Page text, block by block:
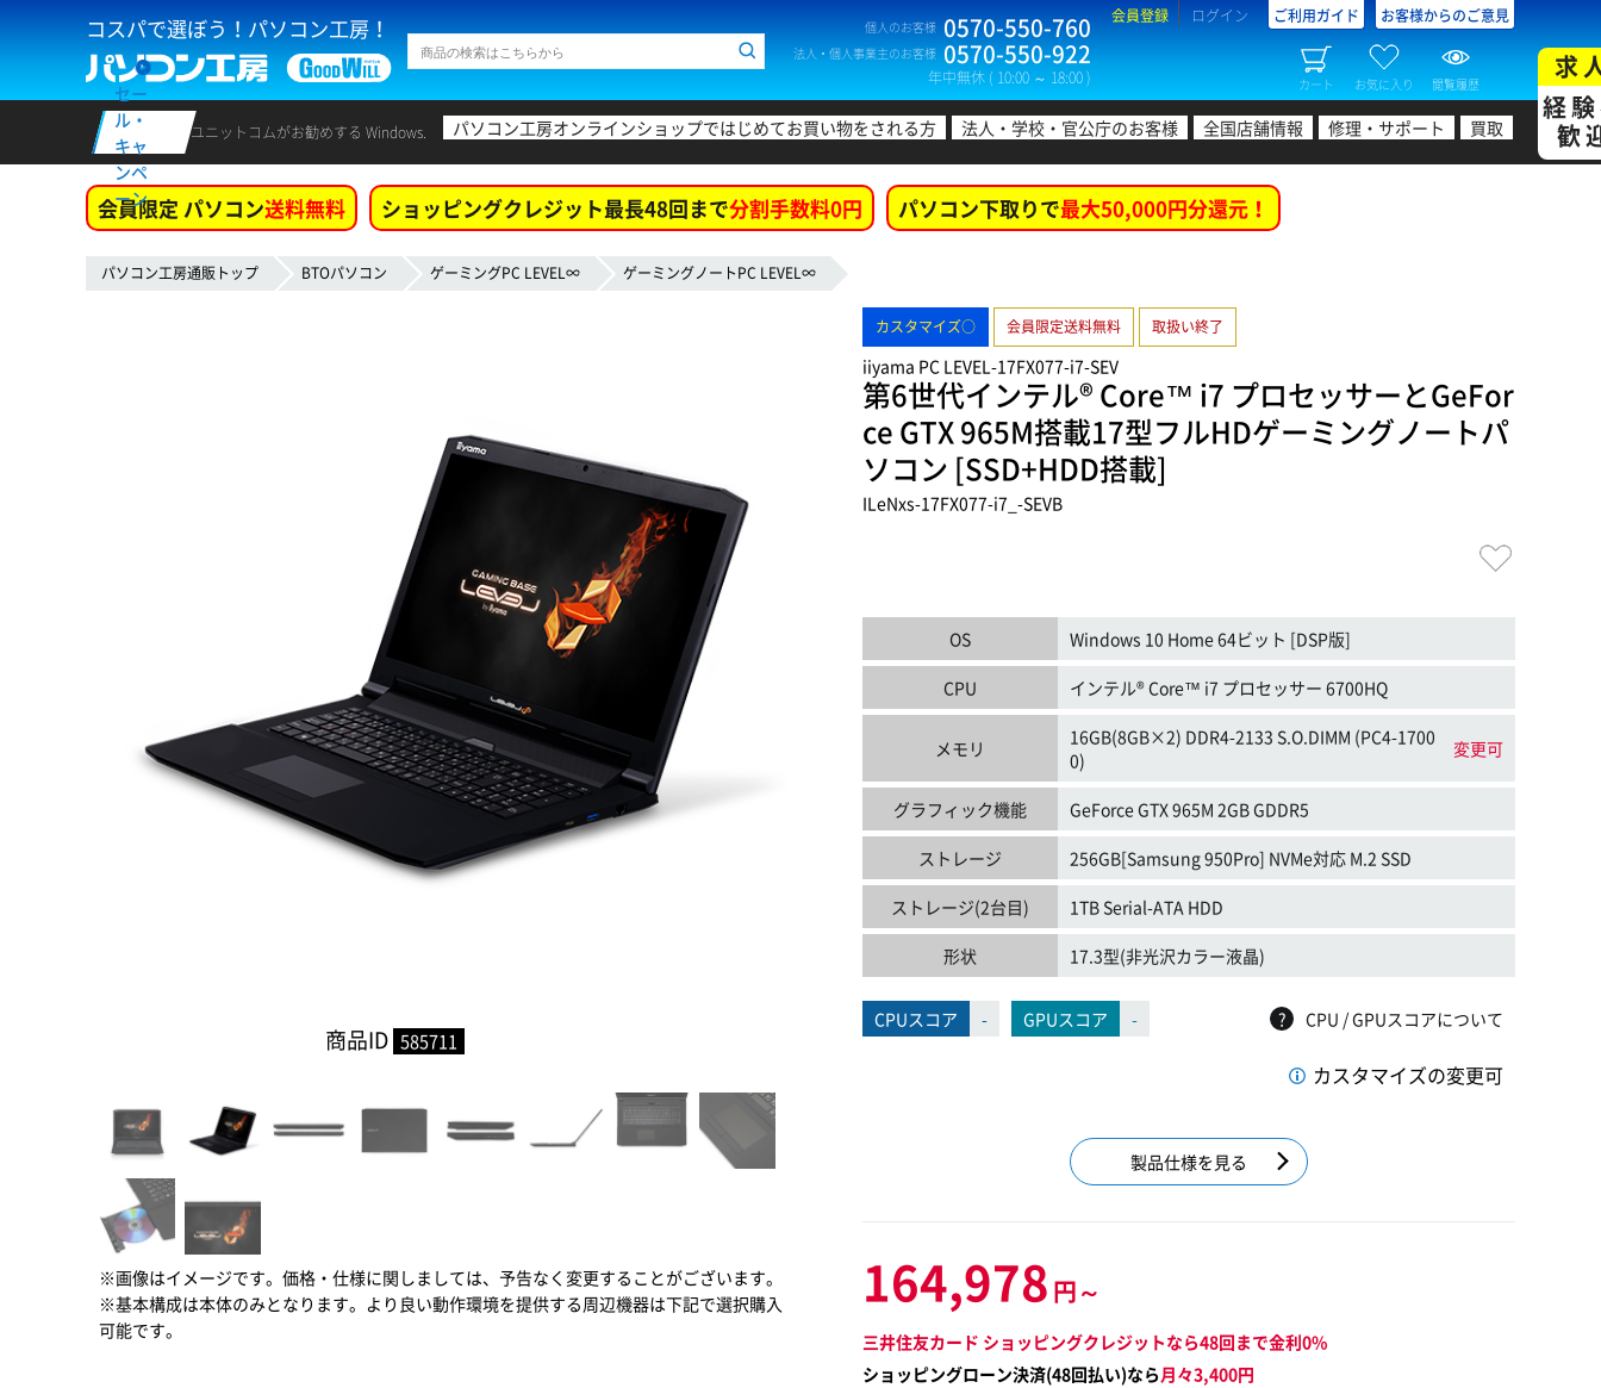
コスパで選ぼう！パソコン工房！ 個人のお客様 0570-550-760
法人・個人事業主のお客様 0570-550-922
年中無休 ( 10:00 ～ 18:00 )
会員登録 ログイン ご利用ガイド お客様からのご意見
カート お気に入り 閲覧履歴
セー
ル・
キャ
ンペ
ーン
ユニットコムがお勧めする Windows. パソコン工房オンラインショップではじめてお買い物をされる方 法人・学校・官公庁のお客様 全国店舗情報 修理・サポート 買取
求
経
歓
会員限定 パソコン送料無料 ショッピングクレジット最長48回まで分割手数料0円 パソコン下取りで最大50,000円分還元！
パソコン工房通販トップ BTOパソコン ゲーミングPC LEVEL∞ ゲーミングノートPC LEVEL∞
商品ID 585711
※画像はイメージです。価格・仕様に関しましては、予告なく変更することがございます。
※基本構成は本体のみとなります。より良い動作環境を提供する周辺機器は下記で選択購入
可能です。
カスタマイズ○ 会員限定送料無料 取扱い終了
iiyama PC LEVEL-17FX077-i7-SEV
第6世代インテル® Core™ i7 プロセッサーとGeFor
ce GTX 965M搭載17型フルHDゲーミングノートパ
ソコン [SSD+HDD搭載]
ILeNxs-17FX077-i7_-SEVB
OS Windows 10 Home 64ビット [DSP版]
CPU インテル® Core™ i7 プロセッサー 6700HQ
メモリ
16GB(8GB×2) DDR4-2133 S.O.DIMM (PC4-1700
0)
変更可
グラフィック機能 GeForce GTX 965M 2GB GDDR5
ストレージ 256GB[Samsung 950Pro] NVMe対応 M.2 SSD
ストレージ(2台目) 1TB Serial-ATA HDD
形状 17.3型(非光沢カラー液晶)
CPUスコア - GPUスコア - ? CPU / GPUスコアについて
カスタマイズの変更可
製品仕様を見る
164,978 円～
三井住友カード ショッピングクレジットなら48回まで金利0%
ショッピングローン決済(48回払い)なら月々3,400円